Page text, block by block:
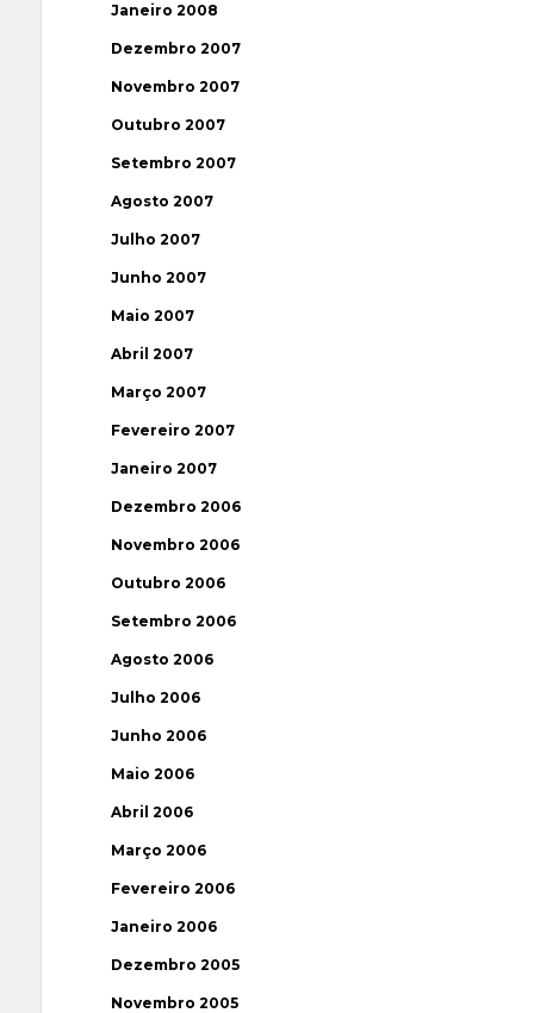
Janeiro 2008
Dezembro 2007
Novembro 2007
Outubro 2007
Setembro 2007
Agosto 2007
Julho 2007
Junho 2007
Maio 2007
Abril 2007
Março 2007
Fevereiro 2007
Janeiro 2007
Dezembro 2006
Novembro 2006
Outubro 2006
Setembro 2006
Agosto 2006
Julho 2006
Junho 2006
Maio 2006
Abril 2006
Março 2006
Fevereiro 2006
Janeiro 2006
Dezembro 2005
Novembro 2005